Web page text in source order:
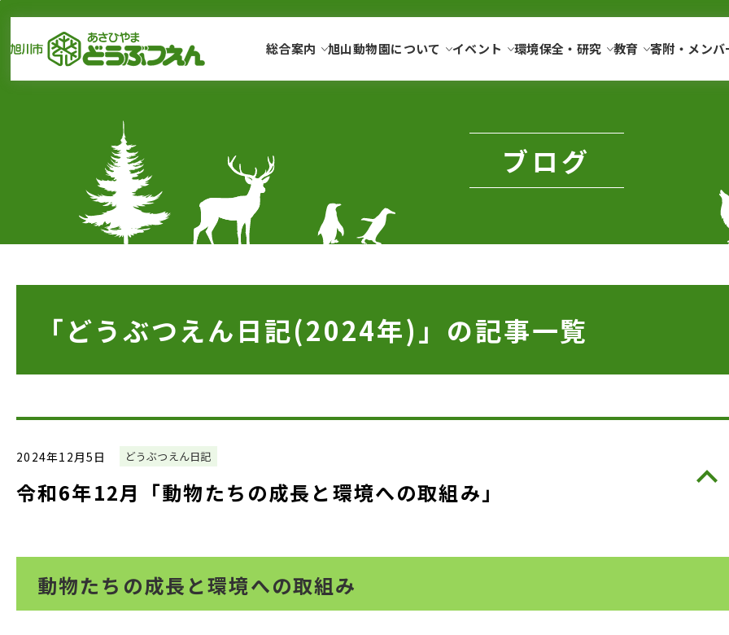
総合案内 旭山動物園について イベント 環境保全・ 研究 教育 寄附・ メン
ブログ
「どうぶつえん日記(2024年)」の記事一覧
2024年12月5日 どうぶつえん日記
令和6年12月「動物たちの成長と環境への取組み」
動物たちの成長と環境への取組み